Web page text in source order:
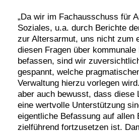
Da wir im Fachausschuss für
Soziales, u.a. durch Berichte
zur Altersarmut, uns nicht zum
diesen Fragen über
befassen, sind wir
gespannt, welche
Verwaltung hierzu vorlegen
aber auch bewusst, dass diese
eine wertvolle Unterstützung
eigentliche Befassung auf allen
zielführend fortzusetzen ist.